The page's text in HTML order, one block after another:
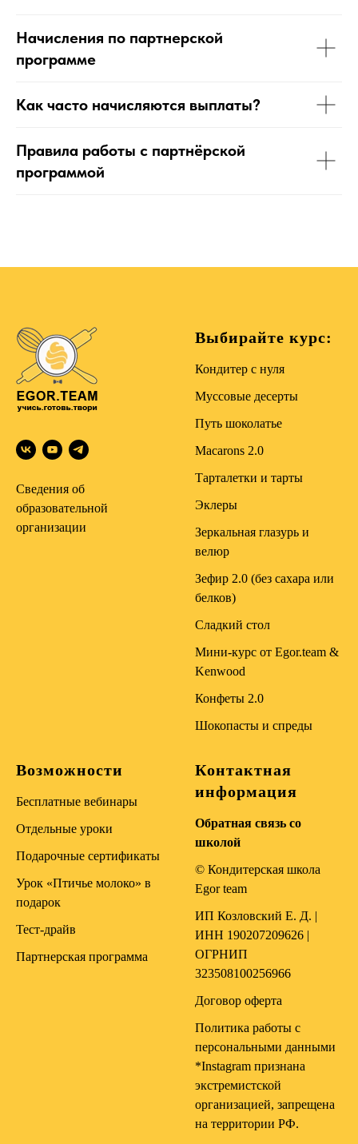
Начисления по партнерской
программе
Как часто начисляются выплаты?
Правила работы с партнёрской
программой
Сведения об
образовательной
организации
Выбирайте курс:
Кондитер с нуля
Муссовые десерты
Путь шоколатье
Macarons 2.0
Тарталетки и тарты
Эклеры
Зеркальная глазурь и
велюр
Зефир 2.0 (без сахара или
белков)
Сладкий стол
Мини-курс от Egor.team &
Kenwood
Конфеты 2.0
Шокопасты и спреды
Возможности
Бесплатные вебинары
Отдельные уроки
Подарочные сертификаты
Урок «Птичье молоко» в
подарок
Тест-драйв
Партнерская программа
Контактная
информация
Обратная связь со
школой
© Кондитерская школа
Egor team
ИП Козловский Е. Д. |
ИНН 190207209626 |
ОГРНИП
323508100256966
Договор оферта
Политика работы с
персональными данными
*Instagram признана
экстрeмистской
организацией, запрещена
на территории РФ.